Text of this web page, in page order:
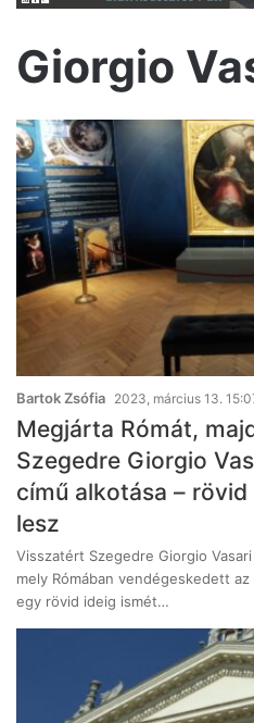
Giorgio
Bartok Zsófia 2023, március 13.
Megjárta Rómát,
Szegedre Giorgio
című alkotása –
lesz
Visszatért Szegedre Giorgio
mely Rómában vendégeskedett
egy rövid ideig ismét…